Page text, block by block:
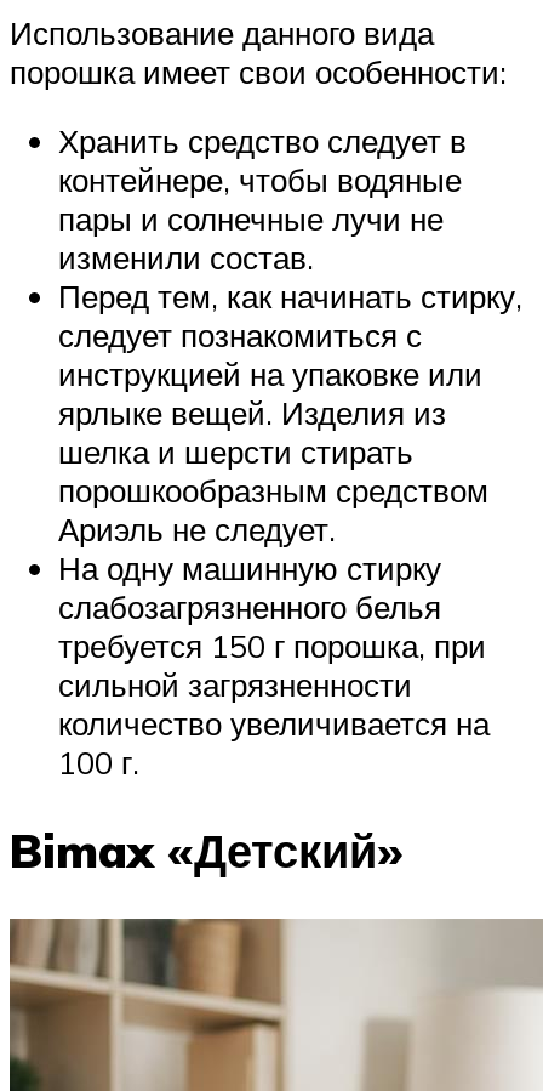
Использование данного вида
порошка имеет свои особенности:
Хранить средство следует в
контейнере, чтобы водяные
пары и солнечные лучи не
изменили состав.
Перед тем, как начинать стирку,
следует познакомиться с
инструкцией на упаковке или
ярлыке вещей. Изделия из
шелка и шерсти стирать
порошкообразным средством
Ариэль не следует.
На одну машинную стирку
слабозагрязненного белья
требуется 150 г порошка, при
сильной загрязненности
количество увеличивается на
100 г.
Bimax «Детский»